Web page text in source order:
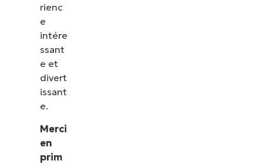
rienc
e
intére
ssant
e et
divert
issant
e.
Merci
en
prim